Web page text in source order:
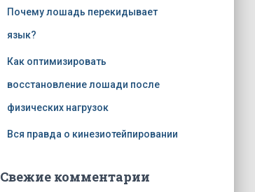
Почему лошадь перекидывает
язык?
Как оптимизировать
восстановление лошади после
физических нагрузок
Вся правда о кинезиотейпировании
Свежие комментарии